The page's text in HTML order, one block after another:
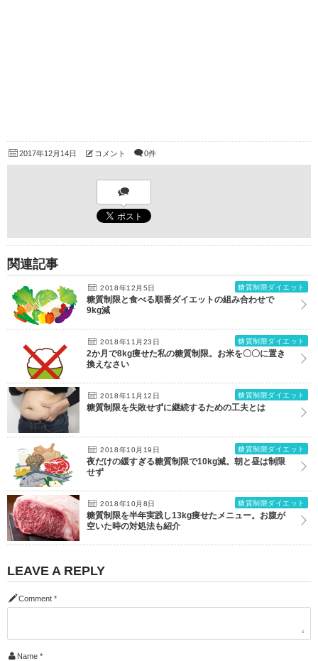
2017年12月14日 コメント 0件
関連記事
2018年12月5日 糖質制限ダイエット
糖質制限と食べる順番ダイエットの組み合わせで
9kg減
2018年11月23日 糖質制限ダイエット
2か月で8kg痩せた私の糖質制限。お米を〇〇に置き
換えなさい
2018年11月12日 糖質制限ダイエット
糖質制限を失敗せずに継続するための工夫とは
2018年10月19日 糖質制限ダイエット
夜だけの緩すぎる糖質制限で10kg減。朝と昼は制限
せず
2018年10月8日 糖質制限ダイエット
糖質制限を半年実践し13kg痩せたメニュー。お腹が
空いた時の対処法も紹介
LEAVE A REPLY
Comment *
Name *